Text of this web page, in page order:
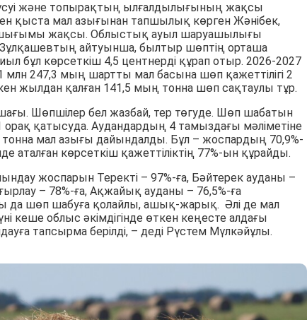
және топырақтың ылғалдылығының жақсы
қыста мал азығынан тапшылық көрген Жәнібек,
шығымы жақсы. Облыстық ауыл шаруашылығы
айтуынша, былтыр шөптің орташа
бұл көрсеткіш 4,5 центнерді құрап отыр. 2026-2027
247,3 мың шартты мал басына шөп қажеттілігі 2
жылдан қалған 141,5 мың тонна шөп сақтаулы тұр.
Шөпшілер бел жазбай, тер төгуде. Шөп шабатын
қатысуда. Аудандардың 4 тамыздағы мәліметіне
мал азығы дайындалды. Бұл – жоспардың 70,9%-
аталған көрсеткіш қажеттіліктің 77%-ын құрайды.
жоспарын Теректі – 97%-ға, Бәйтерек ауданы –
– 78%-ға, Ақжайық ауданы – 76,5%-ға
да шөп шабуға қолайлы, ашық-жарық. Әлі де мал
кеше облыс әкімдігінде өткен кеңесте алдағы
тапсырма берілді, – деді Рүстем Мүлкәйұлы.